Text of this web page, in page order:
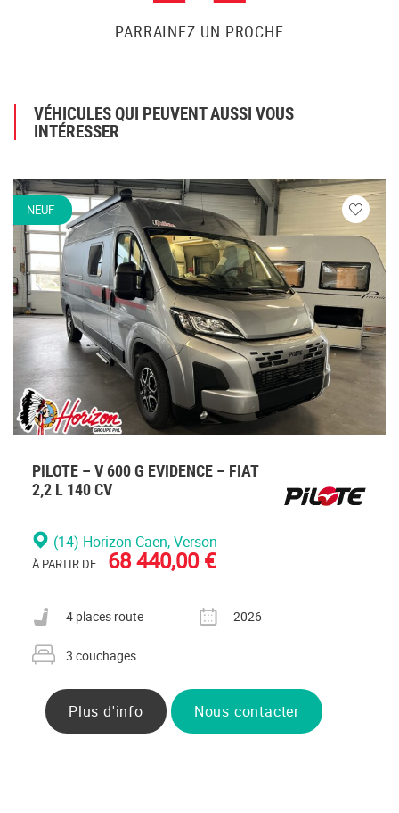
PARRAINEZ UN PROCHE
VÉHICULES QUI PEUVENT AUSSI VOUS
INTÉRESSER
NEUF
Veuillez
vous
PILOTE – V 600 G EVIDENCE – FIAT
2,2 L 140 CV
(14) Horizon Caen, Verson
À PARTIR DE 68 440,00 €
Nombre de places carte grise
4 places route
Année
2026
Nombre de couchages
3 couchages
Plus d'info Nous contacter